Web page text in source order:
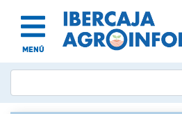
MENÚ